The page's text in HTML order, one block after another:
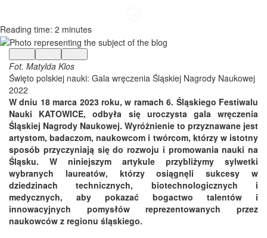
Reading time: 2 minutes
Fot. Matylda Klos
Święto polskiej nauki: Gala wręczenia Śląskiej Nagrody Naukowej
2022
W dniu 18 marca 2023 roku, w ramach 6. Śląskiego Festiwalu
Nauki KATOWICE, odbyła się uroczysta gala wręczenia
Śląskiej Nagrody Naukowej. Wyróżnienie to przyznawane jest
artystom, badaczom, naukowcom i twórcom, którzy w istotny
sposób przyczyniają się do rozwoju i promowania nauki na
Śląsku. W niniejszym artykule przybliżymy sylwetki
wybranych laureatów, którzy osiągnęli sukcesy w
dziedzinach technicznych, biotechnologicznych i
medycznych, aby pokazać bogactwo talentów i
innowacyjnych pomysłów reprezentowanych przez
naukowców z regionu śląskiego.